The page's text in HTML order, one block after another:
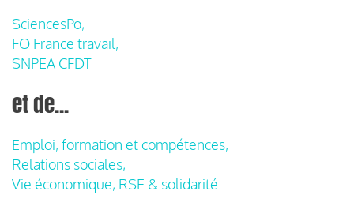
SciencesPo,
FO France travail,
SNPEA CFDT
et de...
Emploi, formation et compétences,
Relations sociales,
Vie économique, RSE & solidarité